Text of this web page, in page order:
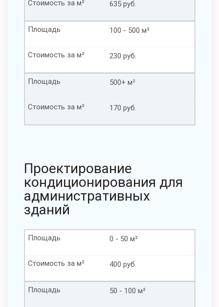
635 руб.
Стоимость за м²
100 - 500 м²
Площадь
230 руб.
Стоимость за м²
500+ м²
Площадь
170 руб.
Стоимость за м²
Проектирование
кондиционирования для
административных
зданий
0 - 50 м²
Площадь
400 руб.
Стоимость за м²
50 - 100 м²
Площадь